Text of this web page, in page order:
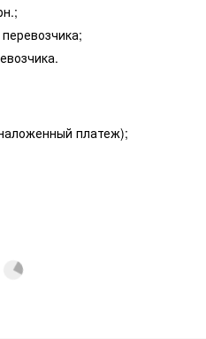
платеж);